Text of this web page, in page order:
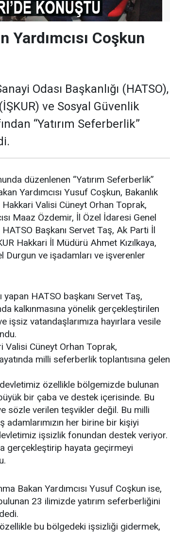
Yardımcısı Coşkun
Odası Başkanlığı (HATSO),
ve Sosyal Güvenlik
“Yatırım Seferberlik”
düzenlenen “Yatırım Seferberlik”
Yardımcısı Yusuf Coşkun, Bakanlık
Valisi Cüneyt Orhan Toprak,
Maaz Özdemir, İl Özel İdaresi Genel
HATSO Başkanı Servet Taş, Ak Parti İl
Hakkari İl Müdürü Ahmet Kızılkaya,
Durgun ve işadamları ve işverenler
yapan HATSO başkanı Servet Taş,
kalkınmasına yönelik gerçekleştirilen
işsiz vatandaşlarımıza hayırlara vesile
Valisi Cüneyt Orhan Toprak,
milli seferberlik toplantısına gelen
özellikle bölgemizde bulunan
bir çaba ve destek içerisinde. Bu
sözle verilen teşvikler değil. Bu milli
adamlarımızın her birine bir kişiyi
işsizlik fonundan destek veriyor.
gerçekleştirip hayata geçirmeyi
Bakan Yardımcısı Yusuf Coşkun ise,
23 ilimizde yatırım seferberliğini
bu bölgedeki işsizliği gidermek,